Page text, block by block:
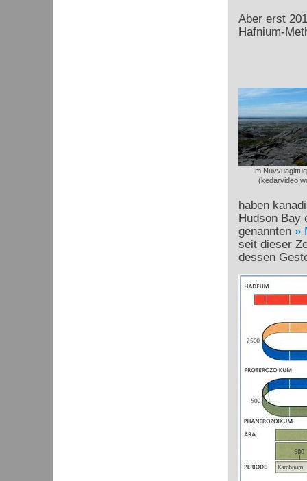
Aber erst
Hafnium-
Im
haben
Hudson Bay
genannten
seit dieser
dessen